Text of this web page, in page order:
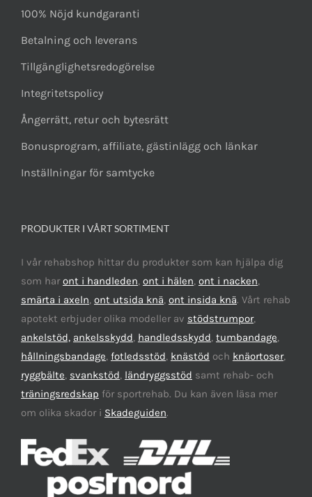
100% Nöjd kundgaranti
Betalning och leverans
Tillgänglighetsredogörelse
Integritetspolicy
Ångerrätt, retur och bytesrätt
Bonusprogram, affiliate, gästinlägg och länkar
Inställningar för samtycke
PRODUKTER I VÅRT SORTIMENT
I vår rehabshop hittar du produkter som kan hjälpa dig
som haront i handleden, ont i hälen, ont i nacken,
smärta i axeln, ont utsida knä, ont insida knä. Vårt rehab
apotekt erbjuder olika modeller av stödstrumpor,
ankelstöd, ankelsskydd, handledsskydd, tumbandage,
hållningsbandage, fotledsstöd, knästöd och knäortoser,
ryggbälte, svankstöd, ländryggsstöd samt rehab- och
träningsredskap för sportrehab. Du kan även läsa mer
om olika skador i Skadeguiden.